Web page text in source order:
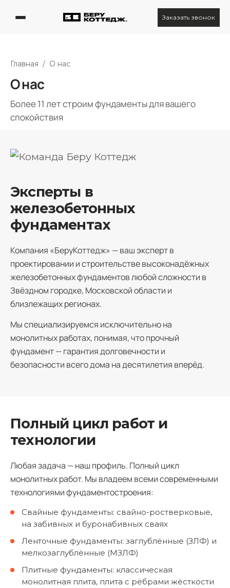
Заказать звонок
Главная / О нас
О нас
Более 11 лет строим фундаменты для вашего
спокойствия
Эксперты в
железобетонных
фундаментах
Компания «БеруКоттедж» — ваш эксперт в
проектировании и строительстве высоконадёжных
железобетонных фундаментов любой сложности в
Звёздном городке, Московской области и
близлежащих регионах.
Мы специализируемся исключительно на
монолитных работах, понимая, что прочный
фундамент — гарантия долговечности и
безопасности всего дома на десятилетия вперёд.
Полный цикл работ и
технологии
Любая задача — наш профиль. Полный цикл
монолитных работ. Мы владеем всеми современными
технологиями фундаментостроения:
Свайные фундаменты: свайно-ростверковые,
на забивных и буронабивных сваях
Ленточные фундаменты: заглублённые (ЗЛФ) и
мелкозаглублённые (МЗЛФ)
Плитные фундаменты: классическая
монолитная плита, плита с рёбрами жёсткости